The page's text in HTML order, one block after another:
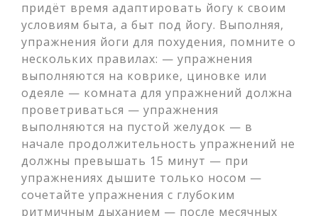
придёт время адаптировать йогу к своим
условиям быта, а быт под йогу. Выполняя,
упражнения йоги для похудения, помните о
нескольких правилах: — упражнения
выполняются на коврике, циновке или
одеяле — комната для упражнений должна
проветриваться — упражнения
выполняются на пустой желудок — в
начале продолжительность упражнений не
должны превышать 15 минут — при
упражнениях дышите только носом —
сочетайте упражнения с глубоким
ритмичным дыханием — после месячных